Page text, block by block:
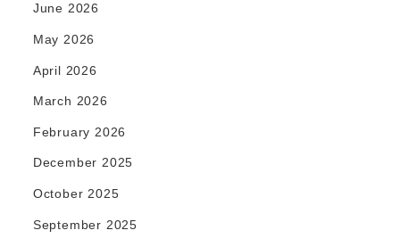
June 2026
May 2026
April 2026
March 2026
February 2026
December 2025
October 2025
September 2025